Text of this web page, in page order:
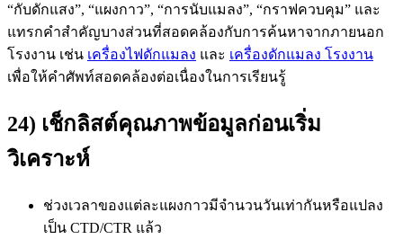
“กับดักแสง”, “แผงกาว”, “การนับแมลง”, “กราฟควบคุม” และ
แทรกคำสำคัญบางส่วนที่สอดคล้องกับการค้นหาจากภายนอก
โรงงาน เช่น เครื่องไฟดักแมลง และ เครื่องดักแมลง โรงงาน
เพื่อให้คำศัพท์สอดคล้องต่อเนื่องในการเรียนรู้
24) เช็กลิสต์คุณภาพข้อมูลก่อนเริ่ม
วิเคราะห์
ช่วงเวลาของแต่ละแผงกาวมีจำนวนวันเท่ากันหรือแปลง
เป็น CTD/CTR แล้ว